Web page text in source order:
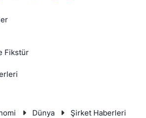
Fikstür
Dünya
Şirket Haberleri